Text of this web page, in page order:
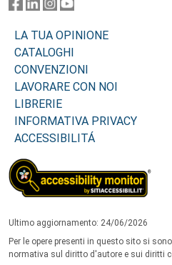
LA TUA OPINIONE
CATALOGHI
CONVENZIONI
LAVORARE CON NOI
LIBRERIE
INFORMATIVA PRIVACY
ACCESSIBILITÁ
Ultimo aggiornamento: 24/06/2026
Per le opere presenti in questo sito si
normativa sul diritto d'autore e sui diritti